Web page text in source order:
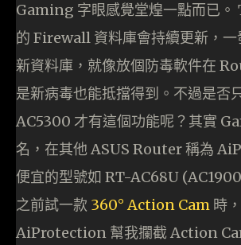
Gaming 字眼感覺堂煌一點而已
的 Firewall 資料庫會持續更新，一
新資料庫，就像放個防毒軟件在
是新病毒也能抵擋得到。不過是否
AC5300 才有這個功能呢？其實
名，在其他 ASUS Router 稱為
便宜的型號如 RT-AC68U
之前試一款 360° Action Cam 時
AiProtection 幫我攔截 Action